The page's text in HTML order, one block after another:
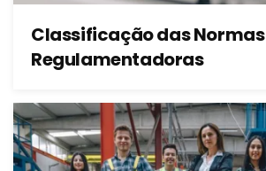
Classificação das Normas
Regulamentadoras